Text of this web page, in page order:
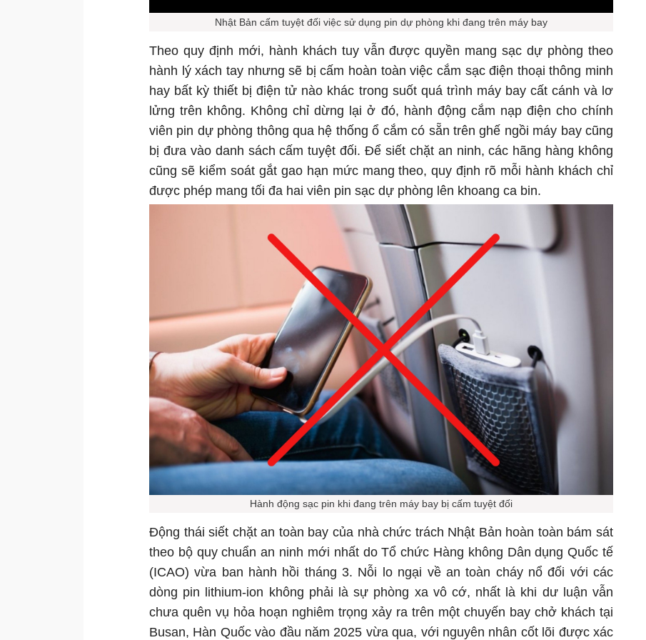
Nhật Bản cấm tuyệt đối việc sử dụng pin dự phòng khi đang trên máy bay
Theo quy định mới, hành khách tuy vẫn được quyền mang sạc dự phòng theo
hành lý xách tay nhưng sẽ bị cấm hoàn toàn việc cắm sạc điện thoại thông minh
hay bất kỳ thiết bị điện tử nào khác trong suốt quá trình máy bay cất cánh và lơ
lửng trên không. Không chỉ dừng lại ở đó, hành động cắm nạp điện cho chính
viên pin dự phòng thông qua hệ thống ổ cắm có sẵn trên ghế ngồi máy bay cũng
bị đưa vào danh sách cấm tuyệt đối. Để siết chặt an ninh, các hãng hàng không
cũng sẽ kiểm soát gắt gao hạn mức mang theo, quy định rõ mỗi hành khách chỉ
được phép mang tối đa hai viên pin sạc dự phòng lên khoang ca bin.
Hành động sạc pin khi đang trên máy bay bị cấm tuyệt đối
Động thái siết chặt an toàn bay của nhà chức trách Nhật Bản hoàn toàn bám sát
theo bộ quy chuẩn an ninh mới nhất do Tổ chức Hàng không Dân dụng Quốc tế
(ICAO) vừa ban hành hồi tháng 3. Nỗi lo ngại về an toàn cháy nổ đối với các
dòng pin lithium-ion không phải là sự phòng xa vô cớ, nhất là khi dư luận vẫn
chưa quên vụ hỏa hoạn nghiêm trọng xảy ra trên một chuyến bay chở khách tại
Busan, Hàn Quốc vào đầu năm 2025 vừa qua, với nguyên nhân cốt lõi được xác